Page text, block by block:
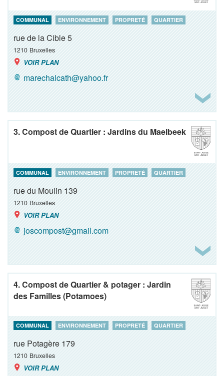
COMMUNAL ENVIRONNEMENT PROPRETÉ QUARTIER
rue de la Cible 5
1210 Bruxelles
VOIR PLAN
marechalcath@yahoo.fr
3. Compost de Quartier : Jardins du Maelbeek
COMMUNAL ENVIRONNEMENT PROPRETÉ QUARTIER
rue du Moulin 139
1210 Bruxelles
VOIR PLAN
joscompost@gmail.com
4. Compost de Quartier & potager : Jardin
des Familles (Potamoes)
COMMUNAL ENVIRONNEMENT PROPRETÉ QUARTIER
rue Potagère 179
1210 Bruxelles
VOIR PLAN